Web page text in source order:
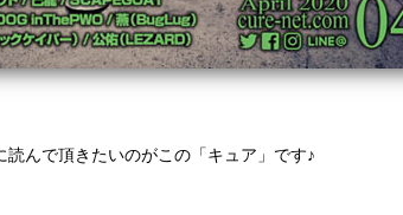
んで頂きたいのがこの「キュア」です♪